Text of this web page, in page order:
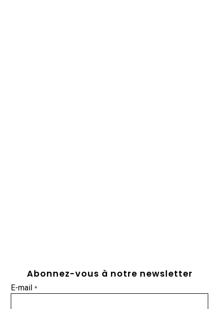
Abonnez-vous à notre newsletter
E-mail*